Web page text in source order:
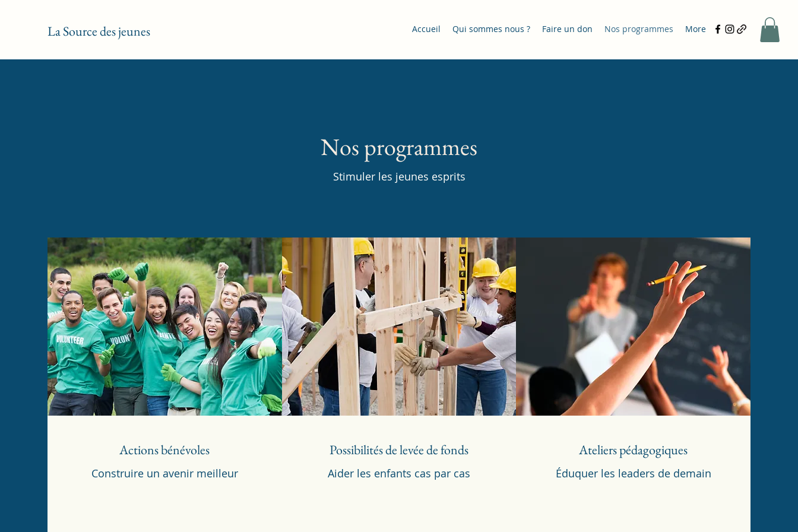
La Source des jeunes Accueil Qui sommes nous ? Faire un don Nos programmes More
Nos programmes
Stimuler les jeunes esprits
Actions bénévoles
Construire un avenir meilleur
Possibilités de levée de fonds
Aider les enfants cas par cas
Ateliers pédagogiques
Éduquer les leaders de demain